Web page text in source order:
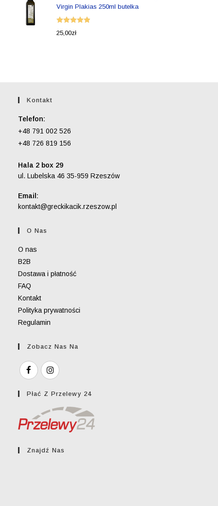
Virgin Plakias 250ml butelka
Oceniono
25,00zł
Kontakt
Telefon:
+48 791 002 526
+48 726 819 156
Hala 2 box 29
ul. Lubelska 46 35-959 Rzeszów
Email:
kontakt@greckikacik.rzeszow.pl
O Nas
O nas
B2B
Dostawa i płatność
FAQ
Kontakt
Polityka prywatności
Regulamin
Zobacz Nas Na
Płać Z Przelewy 24
Znajdź Nas